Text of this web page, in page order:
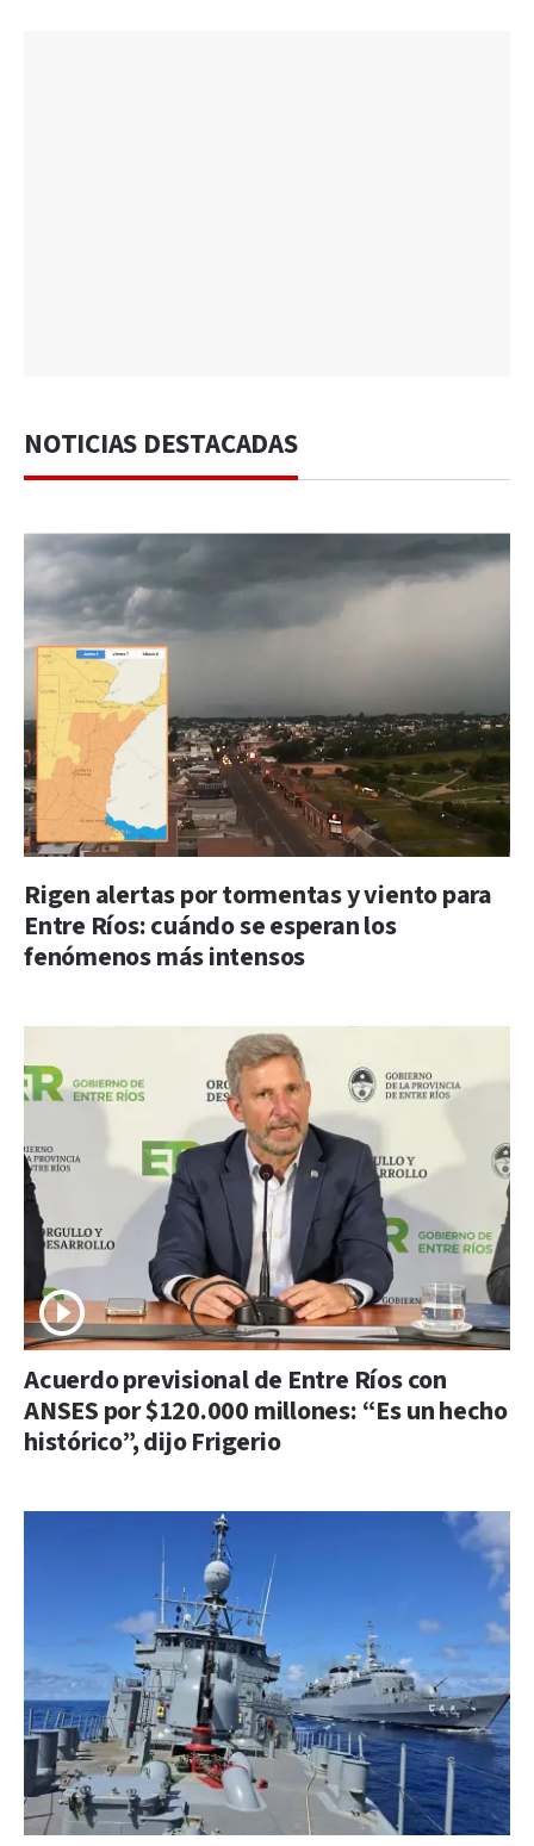
NOTICIAS DESTACADAS
Rigen alertas por tormentas y viento para
Entre Ríos: cuándo se esperan los
fenómenos más intensos
Acuerdo previsional de Entre Ríos con
ANSES por $120.000 millones: “Es un hecho
histórico”, dijo Frigerio